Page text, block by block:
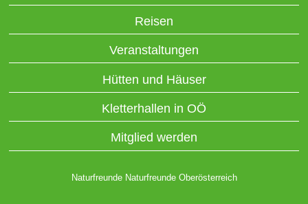
Reisen
Veranstaltungen
Hütten und Häuser
Kletterhallen in OÖ
Mitglied werden
Naturfreunde Naturfreunde Oberösterreich